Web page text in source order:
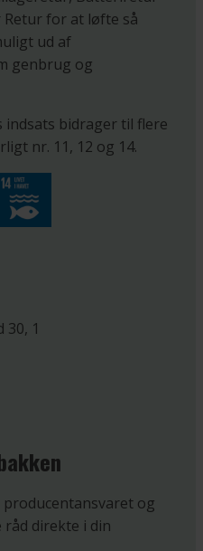
for at løfte så
ud af
genbrug og
indsats bidrager til flere
nr. 11, 12 og 14.
1
og
råd direkte i din